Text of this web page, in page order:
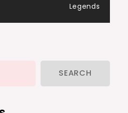
Legends
SEARCH